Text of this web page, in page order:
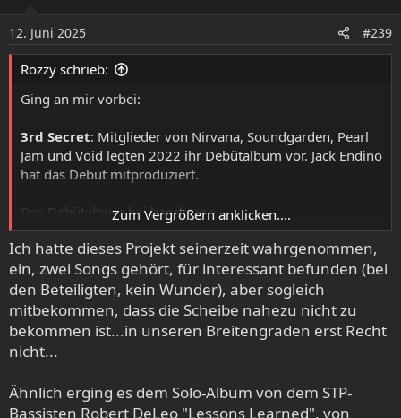
3rd Secret — "I Choose Me" Live Performance at MoPOP
(Official)
- YouTube
YouTubessa voit nauttia parhaista videoista ja musiikista,
perheesi ja koko maailman kanssa.
www.youtube.com
n
e
n
12. Juni 2025 #239
Rozzy schrieb:
Ging an mir vorbei:
3rd Secret: Mitglieder von Nirvana, Soundgarden, Pearl
Jam und Void legten 2022 ihr Debütalbum vor. Jack Endino
hat das Debüt mitproduziert.
Das Debütalbum bei bandcamp:
3rd Secret, by 3rd Secret
11 track album
3rdsecret.bandcamp.com
2023 wurde ein weiteres Album veröffentlicht, mit
weniger Folkeinfluss: The 2nd 3rd Secret. Jack Endino war
wird er als Co-Autor angegeben.
Zum Vergrößern anklicken....
Ich hatte dieses Projekt seinerzeit wahrgenommen,
ein, zwei Songs gehört, für interessant befunden (bei
den Beteiligten, kein Wunder), aber sogleich
mitbekommen, dass die Scheibe nahezu nicht zu
bekommen ist...in unseren Breitengraden erst Recht
nicht...
Ähnlich erging es dem Solo-Album von dem STP-
Bassisten Robert DeLeo "Lessons Learned", von